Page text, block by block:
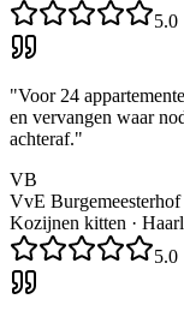
5.0
"Voor 24
en vervangen waar
achteraf."
VB
VvE Burgemeesterhof
Kozijnen kitten ·
5.0